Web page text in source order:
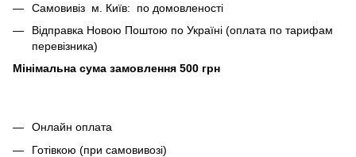
Самовивіз м. Київ: по домовленості
Відправка Новою Поштою по Україні (оплата по тарифам
перевізника)
Мінімальна сума замовлення 500 грн
Онлайн оплата
Готівкою (при самовивозі)